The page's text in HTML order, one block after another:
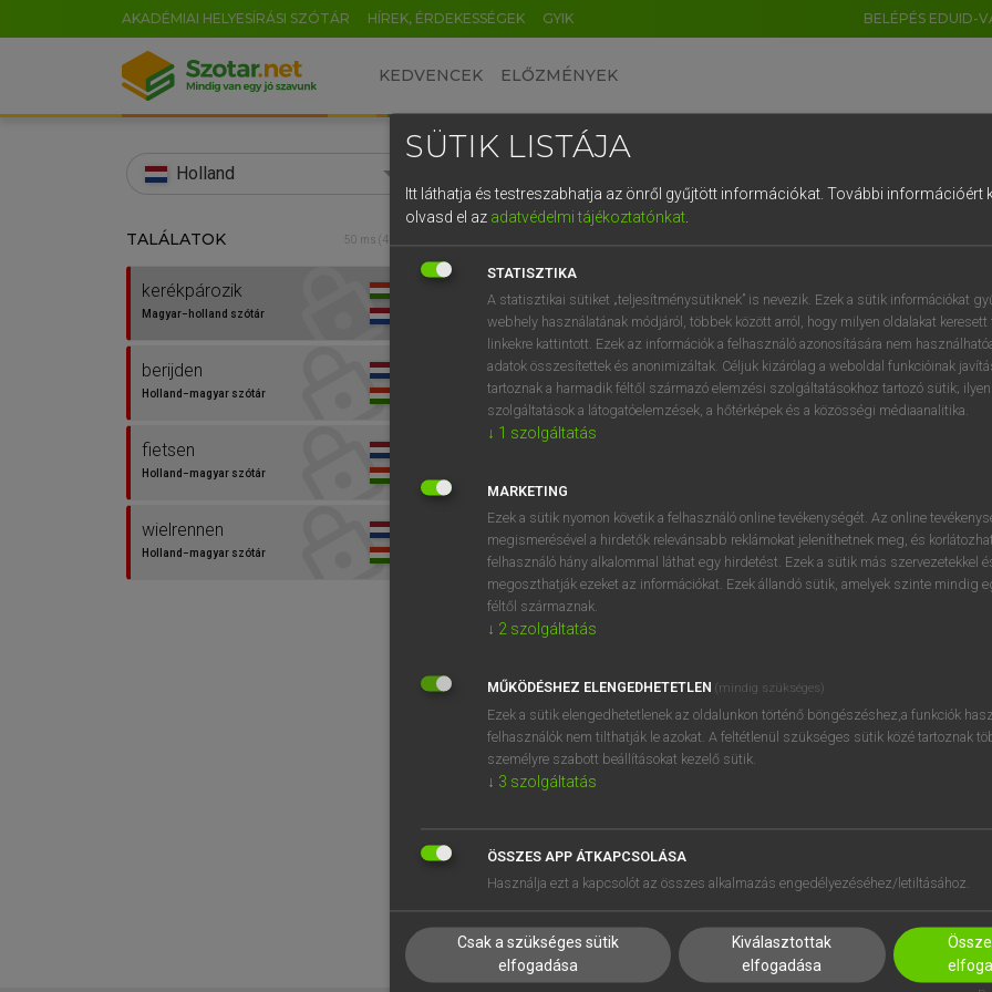
AKADÉMIAI HELYESÍRÁSI SZÓTÁR HÍREK, ÉRDEKESSÉGEK GYIK BELÉPÉS EDUID-
KEDVENCEK ELŐZMÉNYEK
Holland
TALÁLATOK 50 ms (4 db)
kerékpározik
Magyar−holland szótár
berijden
Holland−magyar szótár
fietsen
Holland−magyar szótár
wielrennen
Holland−magyar szótár
Magyar−holland szótár
VAN ELŐFIZETÉSED?
megtekintéséhez.
BELÉPÉS
próbaverziójának
regisztrálok ésbelépek.
REGISZTRÁCIÓ
SÜTIK LISTÁJA
Itt láthatja és testreszabhatja az önről gyűjtött információkat. További információért
olvasd el az adatvédelmi tájékoztatónkat.
STATISZTIKA
A statisztikai sütiket „teljesítménysütiknek” is nevezik. Ezek a sütik információkat
webhely használatának módjáról, többek között arról, hogy milyen oldalakat keresett
linkekre kattintott. Ezek az információk a felhasználó azonosítására nem
adatok összesítettek és anonimizáltak. Céljuk kizárólag a weboldal funkcióinak
tartoznak a harmadik féltől származó elemzési szolgáltatásokhoz tartozó sütik;
szolgáltatások a látogatóelemzések, a hőtérképek és a közösségi médiaanalitika.
↓ 1 szolgáltatás
MARKETING
Ezek a sütik nyomon követik a felhasználó online tevékenységét. Az online
megismerésével a hirdetők relevánsabb reklámokat jeleníthetnek meg, és
felhasználó hány alkalommal láthat egy hirdetést. Ezek a sütik más szervezetekkel
megoszthatják ezeket az információkat. Ezek állandó sütik, amelyek szinte mindig
féltől származnak.
↓ 2 szolgáltatás
MŰKÖDÉSHEZ ELENGEDHETETLEN (mindig szükséges)
Ezek a sütik elengedhetetlenek az oldalunkon történő böngészéshez,a funkciók
felhasználók nem tilthatják le azokat. A feltétlenül szükséges sütik közé tartoznak
személyre szabott beállításokat kezelő sütik.
↓ 3 szolgáltatás
ÖSSZES APP ÁTKAPCSOLÁSA
Használja ezt a kapcsolót az összes alkalmazás engedélyezéséhez/letiltásához.
Csak a szükséges sütik
elfogadása
Kiválasztottak
elfogadása
EN HU DE CN FR ES IT NL
0 1 2 3 4 5 6 7 8 9
q w e r t z u i
a s d f g h j k l é
í y x c v b n m , .